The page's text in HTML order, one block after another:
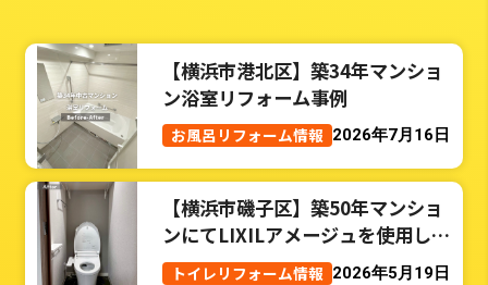
【横浜市港北区】築34年マンショ
ン浴室リフォーム事例
お風呂リフォーム情報 2026年7月16日
【横浜市磯子区】築50年マンショ
ンにてLIXILアメージュを使用した
トイレリフォーム事例
トイレリフォーム情報 2026年5月19日